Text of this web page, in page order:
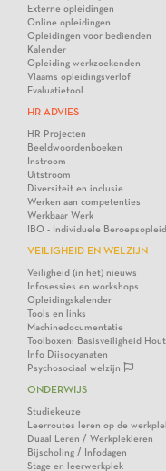
Externe opleidingen
Online opleidingen
Opleidingen voor bedienden
Kalender
Opleiding werkzoekenden
Vlaams opleidingsverlof
Evaluatietool
HR ADVIES
HR Projecten
Beeldwoordenboeken
Instroom
Uitstroom
Diversiteit en inclusie
Werken aan competenties
Werkbaar Werk
IBO - Individuele
VEILIGHEID EN WELZIJN
Veiligheid (in het) nieuws
Infosessies en workshops
Opleidingskalender
Tools en links
Machinedocumentatie
Toolboxen: Basisveiligheid Hout
Info Diisocyanaten
Psychosociaal welzijn
ONDERWIJS
Studiekeuze
Leerroutes leren op de
Duaal Leren / Werkplekleren
Bijscholing / Infodagen
Stage en leerwerkplek